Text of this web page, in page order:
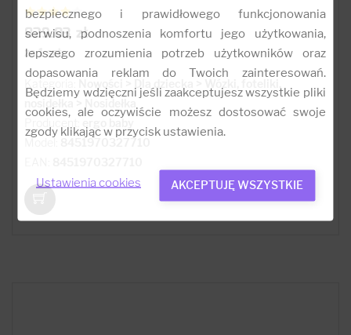
829.03 zł
za 1 szt
bezpiecznego i prawidłowego funkcjonowania
serwisu, podnoszenia komfortu jego użytkowania,
lepszego zrozumienia potrzeb użytkowników oraz
dopasowania reklam do Twoich zainteresowań.
Będziemy wdzięczni jeśli zaakceptujesz wszystkie pliki
cookies, ale oczywiście możesz dostosować swoje
zgody klikając w przycisk ustawienia.
Ustawienia cookies AKCEPTUJĘ WSZYSTKIE